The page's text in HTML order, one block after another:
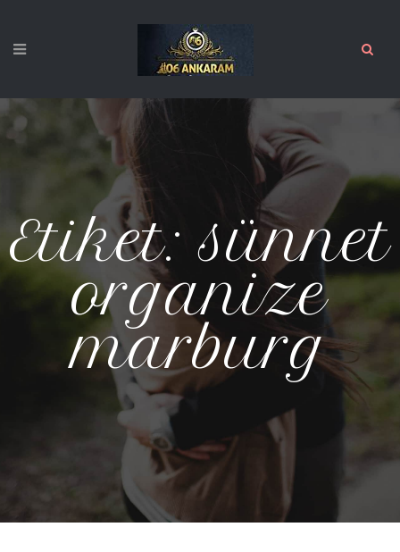
Etiket:sünnet
organize
marburg